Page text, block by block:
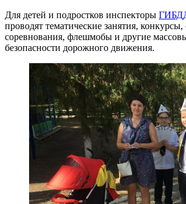
Для детей и подростков инспекторы
проводят тематические занятия,
соревнования, флешмобы и другие
безопасности дорожного движения.